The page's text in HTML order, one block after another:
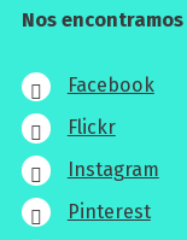
Nos encontramos
Facebook
Flickr
Instagram
Pinterest